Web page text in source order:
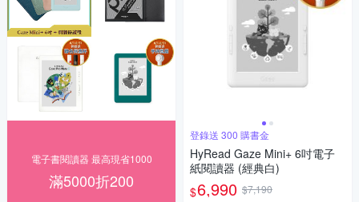
電子書閱讀器 最高現省1000
滿5000折200
登錄送 300 購書金
HyRead Gaze Mini+ 6吋電子
紙閱讀器 (經典白)
$6,990 $7,190